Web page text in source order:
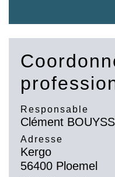
Responsable
Clément
Adresse
Kergo
56400 Ploemel